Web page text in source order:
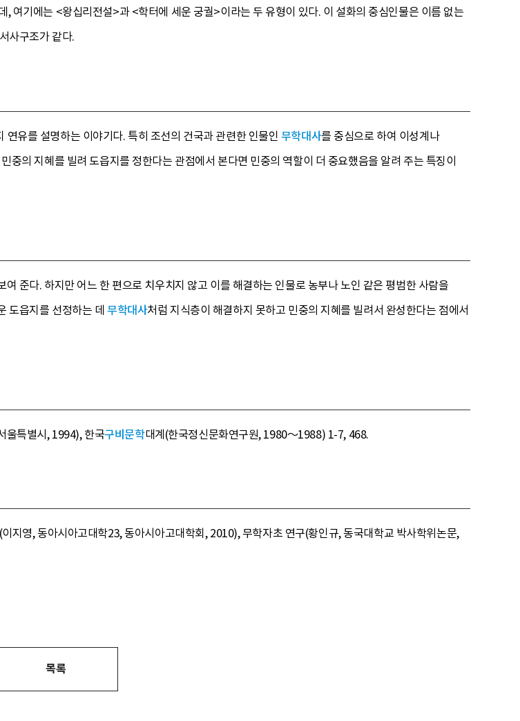
여기에는 <왕십리전설>과 <학터에 세운 궁궐>이라는 두 유형이 있다. 이 설화의 중심인물은 이름 없는
사구조가 같다.
유를 설명하는 이야기다. 특히 조선의 건국과 관련한 인물인 무학대사를 중심으로 하여 이성계나
중의 지혜를 빌려 도읍지를 정한다는 관점에서 본다면 민중의 역할이 더 중요했음을 알려 주는 특징이
준다. 하지만 어느 한 편으로 치우치지 않고 이를 해결하는 인물로 농부나 노인 같은 평범한 사람을
도읍지를 선정하는 데 무학대사처럼 지식층이 해결하지 못하고 민중의 지혜를 빌려서 완성한다는 점에서
울특별시, 1994), 한국구비문학대계(한국정신문화연구원, 1980～1988) 1-7, 468.
지영, 동아시아고대학23, 동아시아고대학회, 2010), 무학자초 연구(황인규, 동국대학교 박사학위논문,
목록